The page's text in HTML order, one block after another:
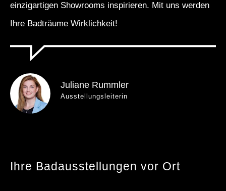
einzigartigen Showrooms inspirieren. Mit uns werden
Ihre Badträume Wirklichkeit!
Juliane Rummler
Ausstellungsleiterin
Ihre Badausstellungen vor Ort